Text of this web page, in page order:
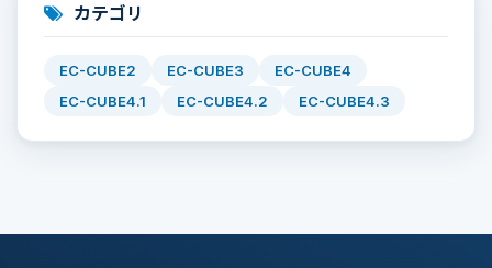
カテゴリ
EC-CUBE2 EC-CUBE3
EC-CUBE4
EC-CUBE4.1
EC-CUBE4.2 EC-CUBE4.3